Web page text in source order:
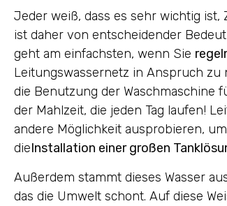
Jeder weiß, dass es sehr wichtig
ist daher von entscheidender
geht am einfachsten, wenn Sie
Leitungswassernetz in Anspruch zu
die Benutzung der Waschmaschine
der Mahlzeit, die jeden Tag laufen!
andere Möglichkeit ausprobieren,
dieInstallation einer großen
Außerdem stammt dieses Wasser
das die Umwelt schont. Auf diese